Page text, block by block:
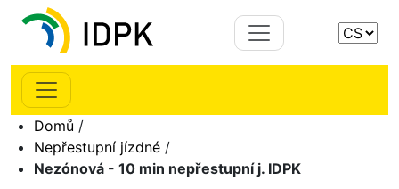
Domů /
Nepřestupní jízdné /
Nezónová - 10 min nepřestupní j. IDPK